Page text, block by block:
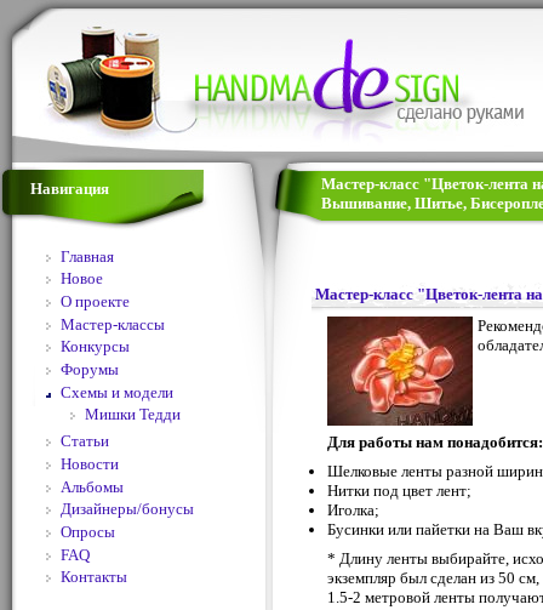
Навигация
Главная
Новое
О проекте
Мастер-классы
Конкурсы
Форумы
Схемы и модели
Мишки Тедди
Статьи
Новости
Альбомы
Дизайнеры/бонусы
Опросы
FAQ
Контакты
Мастер-класс "Цветок-лента
Вышивание, Шитье,
Мастер-класс "Цветок-лента
Для работы нам понадобится:
Шелковые ленты разной
Нитки под цвет лент;
Иголка;
Бусинки или пайетки на Ваш
* Длину ленты выбирайте,
экземпляр был сделан из 50
1.5-2 метровой ленты